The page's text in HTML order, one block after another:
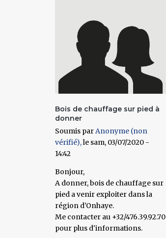
Bois de chauffage sur pied à
donner
Soumis parAnonyme (non
vérifié) le sam, 03/07/2020 -
14:42
Bonjour,
A donner, bois de chauffage sur
pied a venir exploiter dans la
région d'Onhaye.
Me contacter au +32/476.39.92.70
pour plus d'informations.